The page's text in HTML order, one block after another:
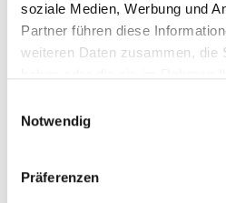
soziale Medien, Werbung und
Partner führen diese
weiteren Daten zusammen, die
Notwendig
Präferenzen
Abonnieren
Abonnieren Sie hier unseren
benachrichtigt zu werden, wenn wir